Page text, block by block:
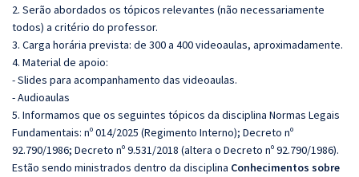
2. Serão abordados os tópicos relevantes (não necessariamente
todos) a critério do professor.
3. Carga horária prevista: de 300 a 400 videoaulas, aproximadamente.
4. Material de apoio:
- Slides para acompanhamento das videoaulas.
- Audioaulas
5. Informamos que os seguintes tópicos da disciplina Normas Legais
Fundamentais: nº 014/2025 (Regimento Interno); Decreto nº
92.790/1986; Decreto nº 9.531/2018 (altera o Decreto nº 92.790/1986).
Estão sendo ministrados dentro da disciplina Conhecimentos sobre